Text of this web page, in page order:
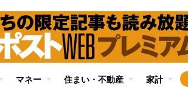
マネー 住まい・不動産 家計